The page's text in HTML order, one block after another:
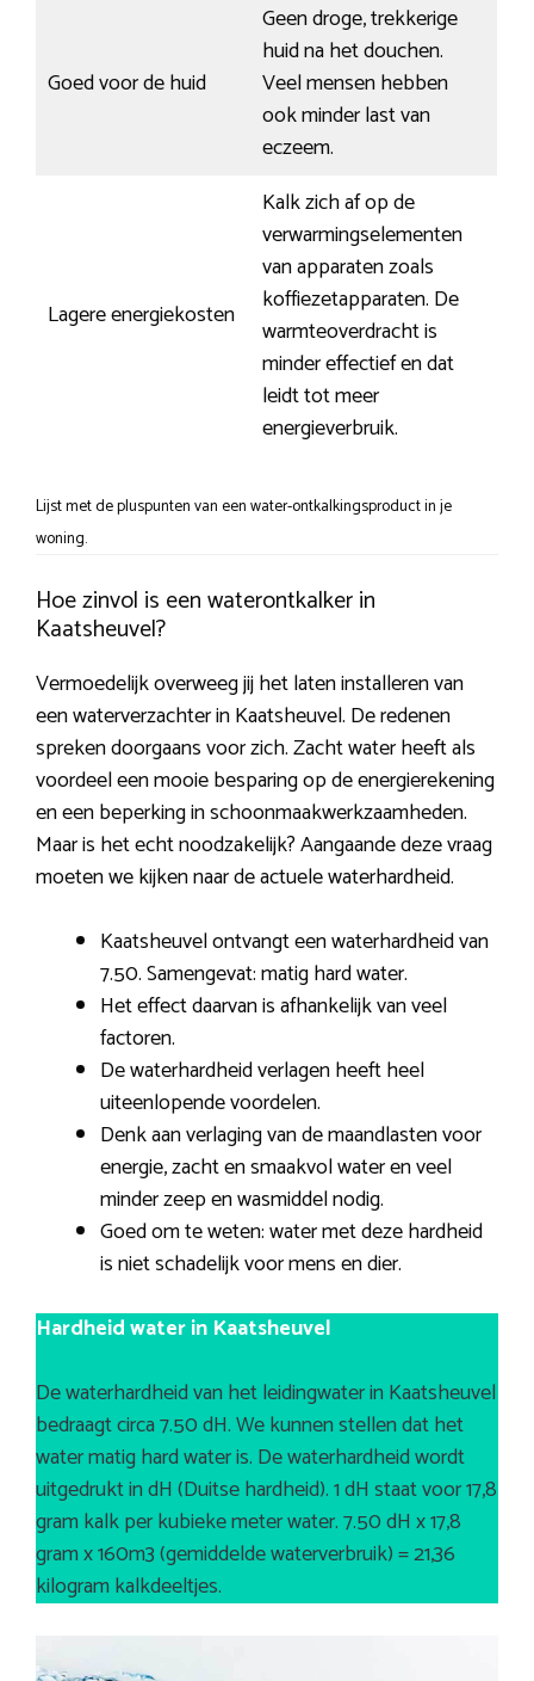
Goed voor de huid
Geen droge, trekkerige
huid na het douchen.
Veel mensen hebben
ook minder last van
eczeem.
Lagere energiekosten
Kalk zich af op de
verwarmingselementen
van apparaten zoals
koffiezetapparaten. De
warmteoverdracht is
minder effectief en dat
leidt tot meer
energieverbruik.
Lijst met de pluspunten van een water-ontkalkingsproduct in je
woning.
Hoe zinvol is een waterontkalker in
Kaatsheuvel?
Vermoedelijk overweeg jij het laten installeren van
een waterverzachter in Kaatsheuvel. De redenen
spreken doorgaans voor zich. Zacht water heeft als
voordeel een mooie besparing op de energierekening
en een beperking in schoonmaakwerkzaamheden.
Maar is het echt noodzakelijk? Aangaande deze vraag
moeten we kijken naar de actuele waterhardheid.
Kaatsheuvel ontvangt een waterhardheid van
7.50. Samengevat: matig hard water.
Het effect daarvan is afhankelijk van veel
factoren.
De waterhardheid verlagen heeft heel
uiteenlopende voordelen.
Denk aan verlaging van de maandlasten voor
energie, zacht en smaakvol water en veel
minder zeep en wasmiddel nodig.
Goed om te weten: water met deze hardheid
is niet schadelijk voor mens en dier.
Hardheid water in Kaatsheuvel
De waterhardheid van het leidingwater in Kaatsheuvel
bedraagt circa 7.50 dH. We kunnen stellen dat het
water matig hard water is. De waterhardheid wordt
uitgedrukt in dH (Duitse hardheid). 1 dH staat voor 17,8
gram kalk per kubieke meter water. 7.50 dH x 17,8
gram x 160m3 (gemiddelde waterverbruik) = 21,36
kilogram kalkdeeltjes.